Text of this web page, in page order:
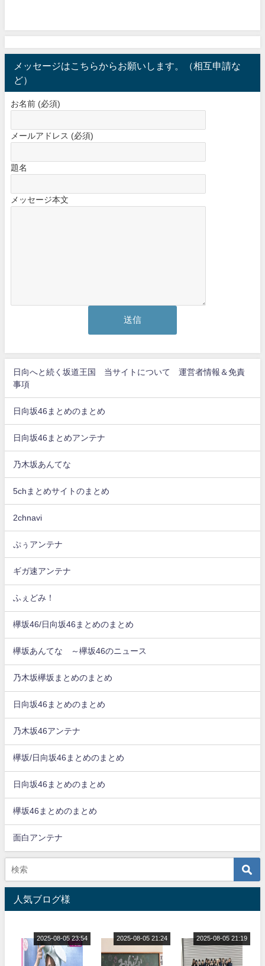
メッセージはこちらからお願いします。（相互申請な
ど）
お名前 (必須)
メールアドレス (必須)
題名
メッセージ本文
日向へと続く坂道王国 当サイトについて 運営者情報＆免責
事項
日向坂46まとめのまとめ
日向坂46まとめアンテナ
乃木坂あんてな
5chまとめサイトのまとめ
2chnavi
ぷぅアンテナ
ギガ速アンテナ
ふぇどみ！
欅坂46/日向坂46まとめのまとめ
欅坂あんてな ～欅坂46のニュース
乃木坂欅坂まとめのまとめ
日向坂46まとめのまとめ
乃木坂46アンテナ
欅坂/日向坂46まとめのまとめ
日向坂46まとめのまとめ
欅坂46まとめのまとめ
面白アンテナ
人気ブログ様
2025-08-05 23:54 2025-08-05 21:24 2025-08-05 21:19